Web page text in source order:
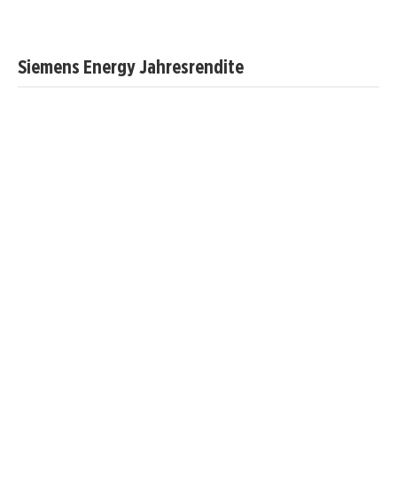
Siemens Energy Jahresrendite